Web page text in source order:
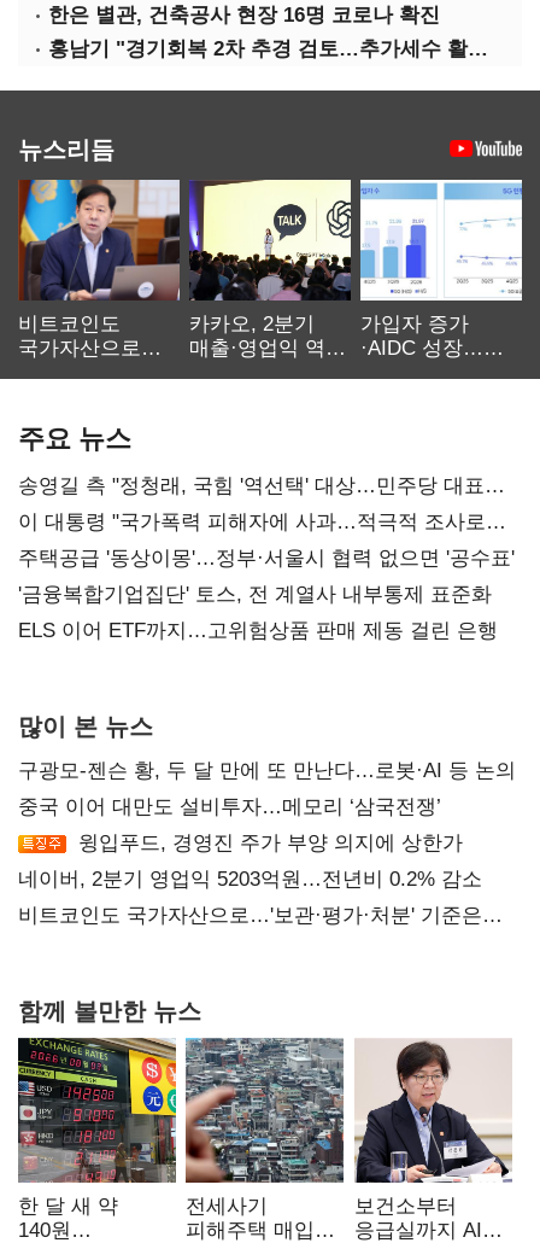
한은 별관, 건축공사 현장 16명 코로나 확진
홍남기 "경기회복 2차 추경 검토…추가세수 활용할 것"(종합)
뉴스리듬
비트코인도
국가자산으로…'
카카오, 2분기
매출·영업익 역대
가입자 증가
·AIDC 성장…
주요 뉴스
송영길 측 "정청래, 국힘 '역선택' 대상…민주당 대표로
총선 지휘 못해"
이 대통령 "국가폭력 피해자에 사과…적극적 조사로
진실 밝혀야"
주택공급 '동상이몽'…정부·서울시 협력 없으면 '공수표'
'금융복합기업집단' 토스, 전 계열사 내부통제 표준화
ELS 이어 ETF까지…고위험상품 판매 제동 걸린 은행
많이 본 뉴스
구광모-젠슨 황, 두 달 만에 또 만난다…로봇·AI 등 논의
중국 이어 대만도 설비투자…메모리 ‘삼국전쟁’
윙입푸드, 경영진 주가 부양 의지에 상한가
네이버, 2분기 영업익 5203억원…전년비 0.2% 감소
비트코인도 국가자산으로…'보관·평가·처분' 기준은
함께 볼만한 뉴스
한 달 새 약
140원
전세사기
피해주택 매입
보건소부터
응급실까지 AI